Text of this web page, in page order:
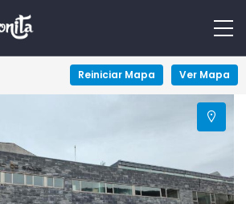
Reiniciar Mapa Ver Mapa